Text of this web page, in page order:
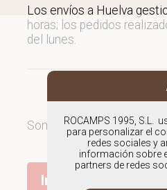
Los envíos a Huelva
horas; los pedidos
del lunes.
Somosespecialistas en
Ir al outlet de
ROCAMPS 1995, S.L.
para personalizar el
redes sociales y
información sobre
partners de redes